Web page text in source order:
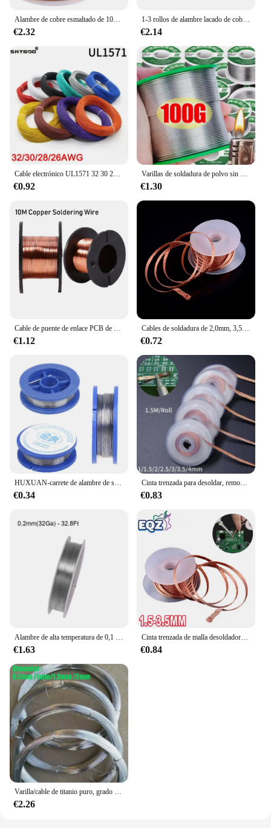
Alambre de cobre esmaltado de 10m/15m/20m/40m/50m, alambre esmaltado, bobina electromagnética, alambre de bobinado, fabricación de alambre de cobre electroimán
€2.32
1-3 rollos de alambre lacado de cobre, Cable de 0,06mm-1,2mm, Cable magnético, alambre de bobinado de cobre esmaltado, bobina de alambre de cobre
€2.14
Cable electrónico UL1571 32 30 28 26 AWG Cable Flexible PVC aislado cobre estañado ambiental línea LED Cable DIY
€0.92
Varillas de soldadura de polvo sin necesidad de soldar, alambre de soldadura de fusión fácil de baja temperatura, varilla de soldadura Universal de plata, alambre de soldadura con núcleo, 100/20g
€1.30
Cable de puente de enlace PCB de 0,1mm, cable de soldadura de cobre para mantenimiento de línea de salto para teléfono móvil, ordenador, herramientas de reparación de soldadura PCB
€1.12
Cables de soldadura de 2,0mm, 3,5mm, 1,5 M, herramienta de reparación de alambre de mecha, removedor de soldadura trenzada, 1 unidad
€0.72
HUXUAN-carrete de alambre de soldadura de 0,8mm, núcleo de colofonia, carrete de alambre de hierro para soldadura, fundente de práctica, 1 ud., nuevo
€0.34
Cinta trenzada para desoldar, removedor de soldadura de cobre, alambre de 1/1, 5/2/2, 5/3/4mm, mecha de soldadura, cable de plomo de estaño, herramienta de reparación de flujo BGA
€0.83
Alambre de alta temperatura de 0,1 mm - 2,0 mm Alambre resistente al calor de nicromo Alambre de soporte de uso general Alambre artesanal (longitud 1/5/10 M)
€1.63
Cinta trenzada de malla desoldadora, punto de soldadura de cobre, removedor de alambre, mecha de soldadura, cable de plomo de estaño, fundente para soldar, 1,5-3,5mm
€0.84
Varilla/cable de titanio puro, grado Ti 1 TA1, longitud 2 metros/3 metros/5 metros, diámetro 0,2mm/1mm/1,5mm /2mm
€2.26